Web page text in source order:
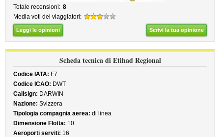
Totale recensioni: 8
Media voti dei viaggiatori:
Leggi le opinioni Scrivi la tua opinione
Scheda tecnica di Etihad Regional
Codice IATA: F7
Codice ICAO: DWT
Callsign: DARWIN
Nazione: Svizzera
Tipologia compagnia aerea: di linea
Dimensione Flotta: 10
Aeroporti serviti: 16